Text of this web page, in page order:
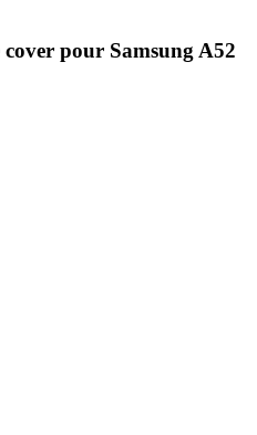
pour Samsung A52